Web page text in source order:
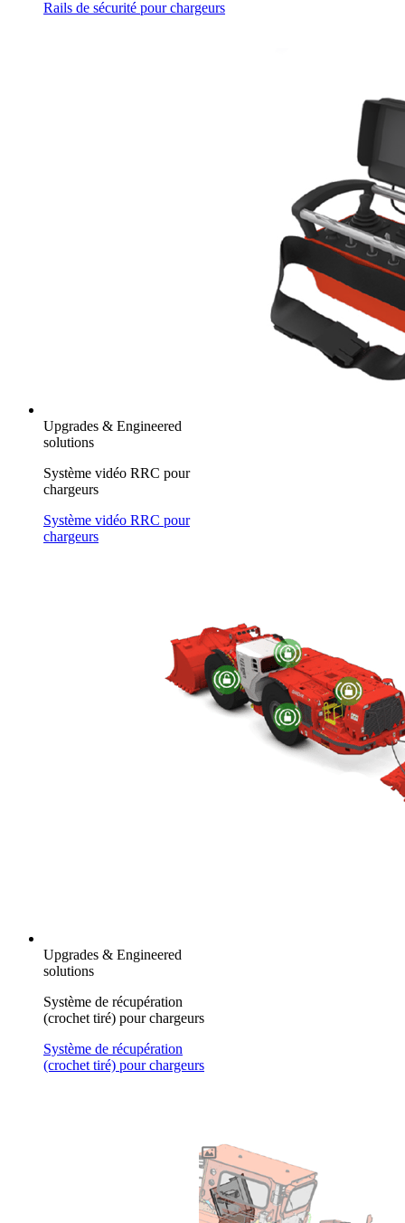
Rails de sécurité pour chargeurs
Upgrades & Engineered
solutions
Système vidéo RRC pour
chargeurs
Système vidéo RRC pour
chargeurs
Upgrades & Engineered
solutions
Système de récupération
(crochet tiré) pour chargeurs
Système de récupération
(crochet tiré) pour chargeurs